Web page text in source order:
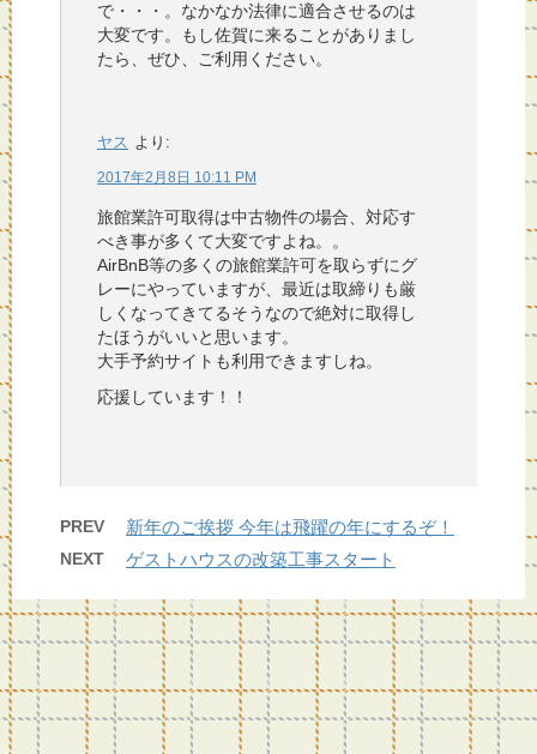
で・・・。なかなか法律に適合させるのは
大変です。もし佐賀に来ることがありまし
たら、ぜひ、ご利用ください。
ヤス より:
2017年2月8日 10:11 PM
旅館業許可取得は中古物件の場合、対応す
べき事が多くて大変ですよね。。
AirBnB等の多くの旅館業許可を取らずにグ
レーにやっていますが、最近は取締りも厳
しくなってきてるそうなので絶対に取得し
たほうがいいと思います。
大手予約サイトも利用できますしね。
応援しています！！
PREV 新年のご挨拶 今年は飛躍の年にするぞ！
NEXT ゲストハウスの改築工事スタート